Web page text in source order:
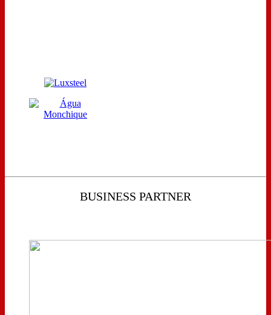
BUSINESS PARTNER